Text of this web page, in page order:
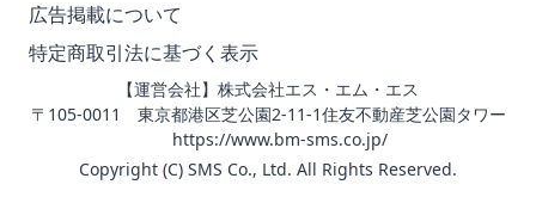
広告掲載について
特定商取引法に基づく表示
【運営会社】株式会社エス・エム・エス
〒105-0011 東京都港区芝公園2-11-1住友不動産芝公園タワー
https://www.bm-sms.co.jp/
Copyright (C) SMS Co., Ltd. All Rights Reserved.